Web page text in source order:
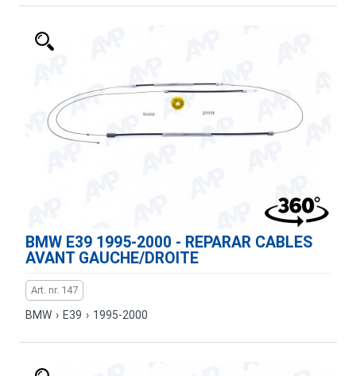
BMW E39 1995-2000 - REPARAR CABLES
AVANT GAUCHE/DROITE
Art. nr. 147
BMW › E39 › 1995-2000